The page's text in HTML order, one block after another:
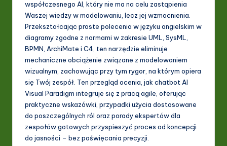
o
ft
w
In
o
współczesnego AI, który nie ma na celu zastąpienia
Waszej wiedzy w modelowaniu, lecz jej wzmocnienia.
Przekształcając proste polecenia w języku angielskim w
diagramy zgodne z normami w zakresie UML, SysML,
BPMN, ArchiMate i C4, ten narzędzie eliminuje
mechaniczne obciążenie związane z modelowaniem
wizualnym, zachowując przy tym rygor, na którym opiera
się Twój zespół. Ten przegląd ocenia, jak chatbot AI
Visual Paradigm integruje się z pracą agile, oferując
praktyczne wskazówki, przypadki użycia dostosowane
do poszczególnych ról oraz porady ekspertów dla
zespołów gotowych przyspieszyć proces od koncepcji
do jasności – bez poświęcania precyzji.